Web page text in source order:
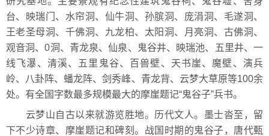
台、映瑞门、水帘洞、仙牛洞、孙膑洞、庞涓洞、毛遂洞、
王老圣母洞、千佛洞、九龙柏、太阳洞、月亮洞、古佛洞、
观音洞、0洞、青龙泉、仙泉、鬼谷井、映瑞池、五里井、一
线飞瀑、清溪、五里鬼谷、百兽壁、天书崖、魔壁、演兵
岭、八卦阵、蟠龙阵、剑秀峰、青龙背、云梦大草原等100余
处。有全国字数最多规模最大的摩崖题记“鬼谷子”兵书。
云梦山自古以来就游览胜地。历代文人。墨士沓至，留
下不少诗章、摩崖题记和碑刻。战国时期的鬼谷子，唐代甄